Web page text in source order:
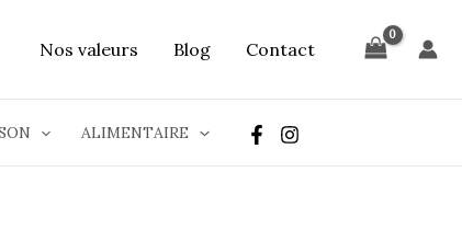
Nos valeurs Blog Contact
ALIMENTAIRE